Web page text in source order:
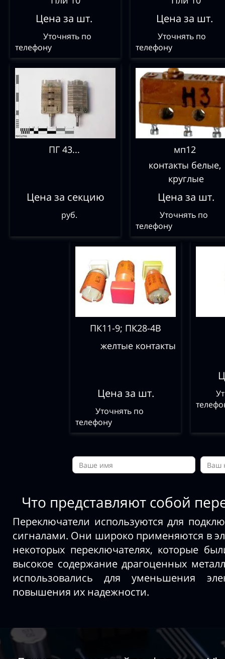
Цена за шт.
Уточнять по
телефону
Цена за шт.
Уточнять по
телефону
ПГ 43...
Цена за секцию
руб.
мп12
контакты белые,
круглые
Цена за шт.
Уточнять по
телефону
ПК11-9; ПК28-4В
желтые контакты
Цена за шт.
Уточнять по
телефону
Что представляют собой
Переключатели используются для
сигналами. Они широко применяются в
некоторых переключателях, которые
высокое содержание драгоценных
использовались для уменьшения
повышения их надежности.